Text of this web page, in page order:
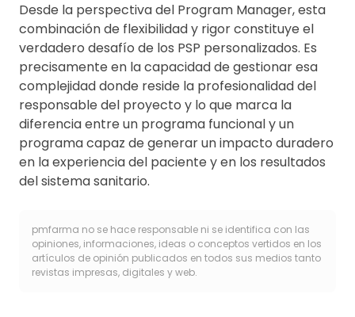
Desde la perspectiva del Program Manager, esta
combinación de flexibilidad y rigor constituye el
verdadero desafío de los PSP personalizados. Es
precisamente en la capacidad de gestionar esa
complejidad donde reside la profesionalidad del
responsable del proyecto y lo que marca la
diferencia entre un programa funcional y un
programa capaz de generar un impacto duradero
en la experiencia del paciente y en los resultados
del sistema sanitario.
pmfarma no se hace responsable ni se identifica con las
opiniones, informaciones, ideas o conceptos vertidos en los
artículos de opinión publicados en todos sus medios tanto
revistas impresas, digitales y web.